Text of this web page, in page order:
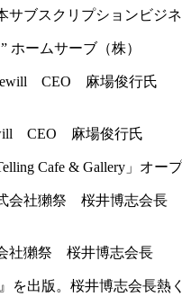
サブスクリプションビジ
ホームサーブ（株）
CEO 麻場俊行氏
Cafe & Gallery」オー
社獺祭 桜井博志会長
を出版。桜井博志会長熱